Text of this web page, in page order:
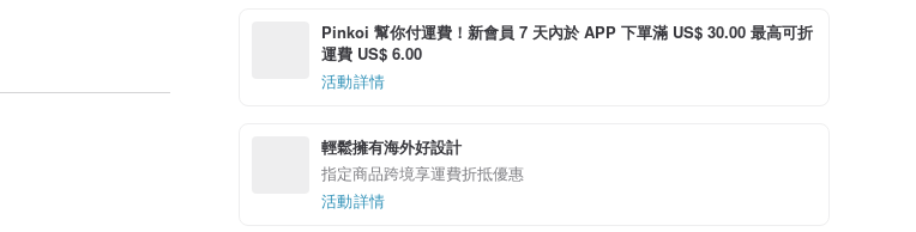
Pinkoi 幫你付運費！新會員 7 天內於 APP 下單滿 US$ 30.00 最高可折
運費 US$ 6.00
活動詳情
輕鬆擁有海外好設計
指定商品跨境享運費折抵優惠
活動詳情